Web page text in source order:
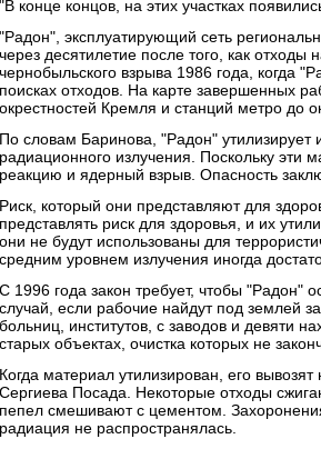
"В конце концов, на этих участках
"Радон", эксплуатирующий сеть
через десятилетие после того, как
чернобыльского взрыва 1986 года, когда
поисках отходов. На карте завершенных
окрестностей Кремля и станций метро до
По словам Баринова, "Радон" утилизирует
радиационного излучения. Поскольку
реакцию и ядерный взрыв. Опасность
Риск, который они представляют для
представлять риск для здоровья, и их
они не будут использованы для
средним уровнем излучения иногда
С 1996 года закон требует, чтобы "Радон"
случай, если рабочие найдут под землей
больниц, институтов, с заводов и девяти
старых объектах, очистка которых не
Когда материал утилизирован, его
Сергиева Посада. Некоторые отходы
пепел смешивают с цементом.
радиация не распространялась.